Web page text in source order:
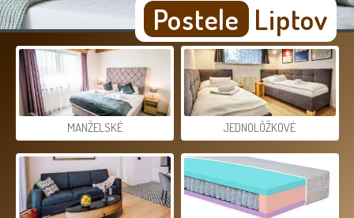
Postele Liptov
MANŽELSKÉ JEDNOLÔŽKOVÉ